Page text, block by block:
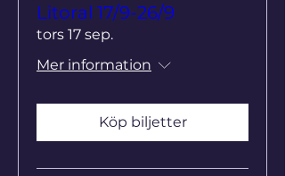
Litoral 17/9-26/9
tors 17 sep.
Mer information
Köp biljetter